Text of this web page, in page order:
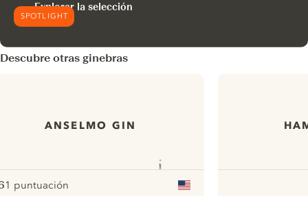
SPOTLIGHT
Explorar la selección
Descubre otras ginebras
ANSELMO GIN
:
pour
1 puntuación